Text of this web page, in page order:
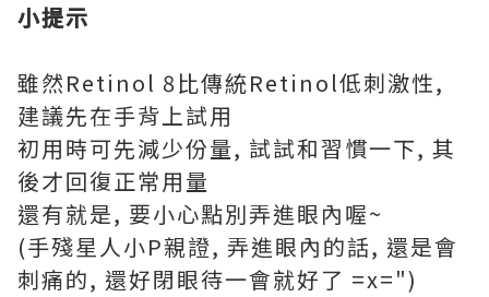
小提示
雖然Retinol 8比傳統Retinol低刺激性,
建議先在手背上試用
初用時可先減少份量, 試試和習慣一下, 其
後才回復正常用量
還有就是, 要小心點別弄進眼內喔~
(手殘星人小P親證, 弄進眼內的話, 還是會
刺痛的, 還好閉眼待一會就好了 =x=")